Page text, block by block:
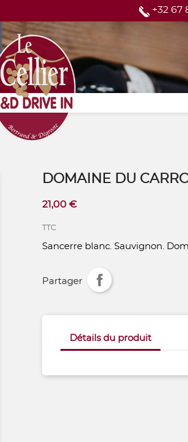
+32 67
Page d'accueil
DOMAINE DU
21,00 €
TTC
Sancerre blanc. Sauvignon.
Partager
Détails du produit